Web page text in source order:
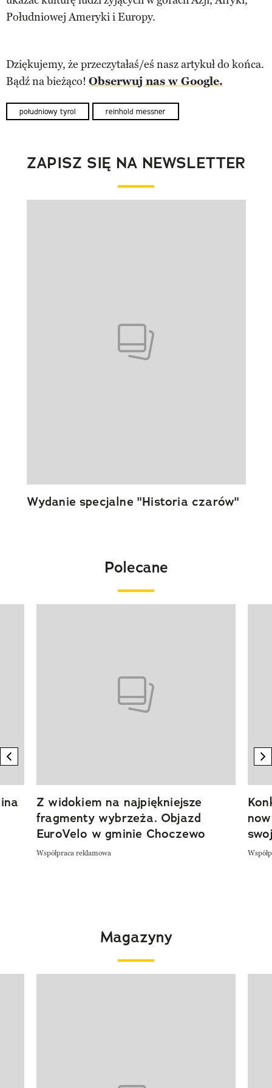
Południowej Ameryki i Europy.
Dziękujemy, że przeczytałaś/eś nasz artykuł do końca.
Bądź na bieżąco! Obserwuj nas w Google.
południowy tyrol reinhold messner
ZAPISZ SIĘ NA NEWSLETTER
Wydanie specjalne "Historia czarów"
Polecane
previous element
Z widokiem na najpiękniejsze
fragmenty wybrzeża. Objazd
EuroVelo w gminie Choczewo
Współpraca reklamowa
Magazyny